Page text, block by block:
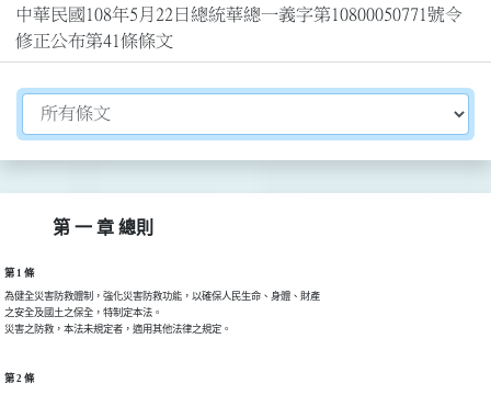
中華民國108年5月22日總統華總一義字第10800050771號令
修正公布第41條條文
切換選擇法規資訊內容
第 一 章 總則
第 1 條
為健全災害防救體制，強化災害防救功能，以確保人民生命、身體、財產
之安全及國土之保全，特制定本法。
災害之防救，本法未規定者，適用其他法律之規定。
第 2 條